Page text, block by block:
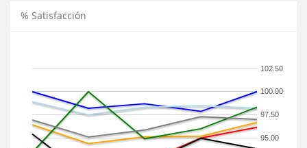
% Satisfacción
95.00
97.50
100.00
102.50